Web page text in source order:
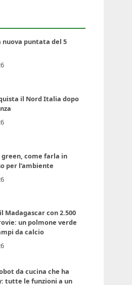
nuova puntata del 5
il Nord Italia dopo
come farla in
per l’ambiente
Madagascar con 2.500
un polmone verde
da calcio
da cucina che ha
tutte le funzioni a un